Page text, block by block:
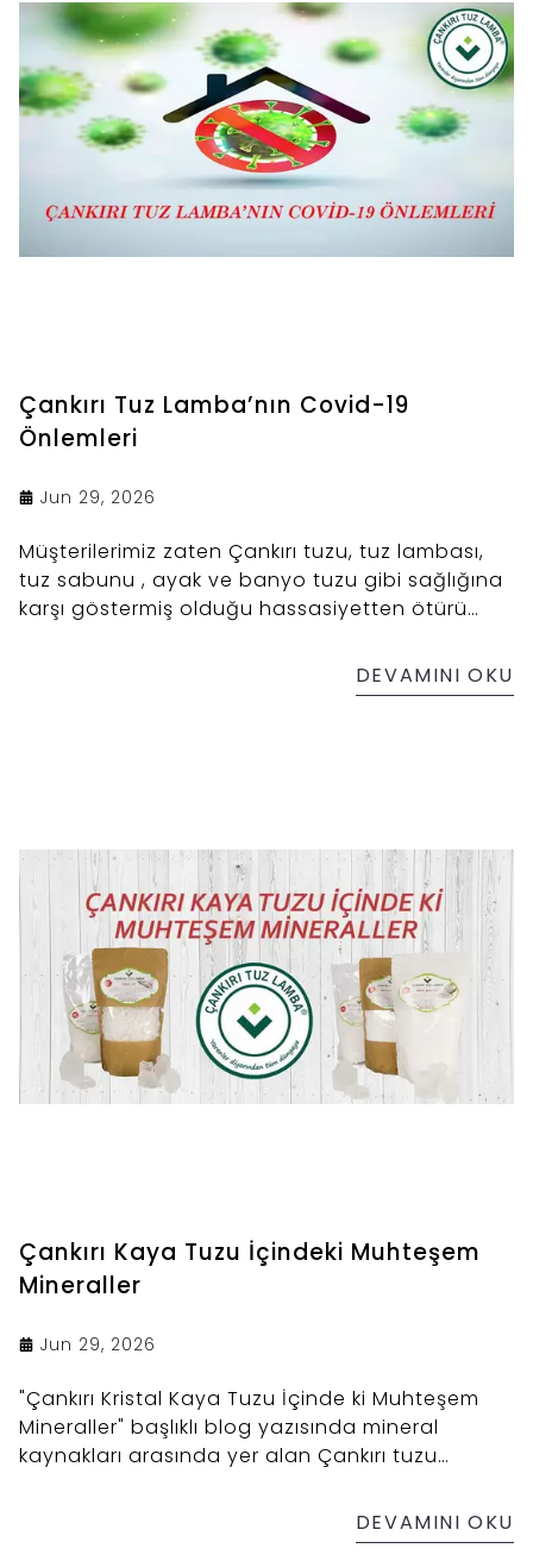
edeceğiz.
Çankırı Tuz Lamba’nın Covid-19
Önlemleri
Jun 29, 2026
Müşterilerimiz zaten Çankırı tuzu, tuz lambası,
tuz sabunu , ayak ve banyo tuzu gibi sağlığına
karşı göstermiş olduğu hassasiyetten ötürü
sağlığına karşı göstermiş olduğu hassasiyet,
Çankırı Tuz Lamba'nın bu Covid-19 sürecinde ki
DEVAMINI OKU
Çankırı Kaya Tuzu İçindeki Muhteşem
Mineraller
Jun 29, 2026
"Çankırı Kristal Kaya Tuzu İçinde ki Muhteşem
Mineraller" başlıklı blog yazısında mineral
kaynakları arasında yer alan Çankırı tuzu
sunulmuştur. Yazıda ayrıca Çankırı kristal kaya
tuzunun diğer tuz çeşitlerinden farkı yer almıştır.
DEVAMINI OKU